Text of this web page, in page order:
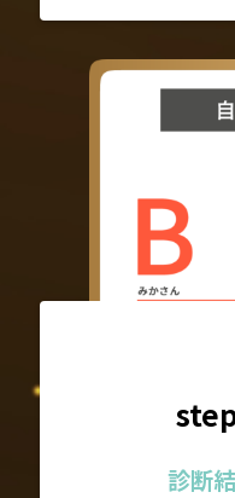
診断